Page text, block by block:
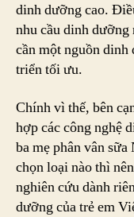
dinh dưỡng cao.
nhu cầu dinh
cần một nguồn dinh
triển tối ưu.
Chính vì thế, bên
hợp các công nghệ
ba mẹ phân vân
chọn loại nào thì
nghiên cứu dành
dưỡng của trẻ em